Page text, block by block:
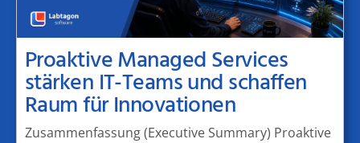
Proaktive Managed Services
stärken IT-Teams und schaffen
Raum für Innovationen
Zusammenfassung (Executive Summary) Proaktive